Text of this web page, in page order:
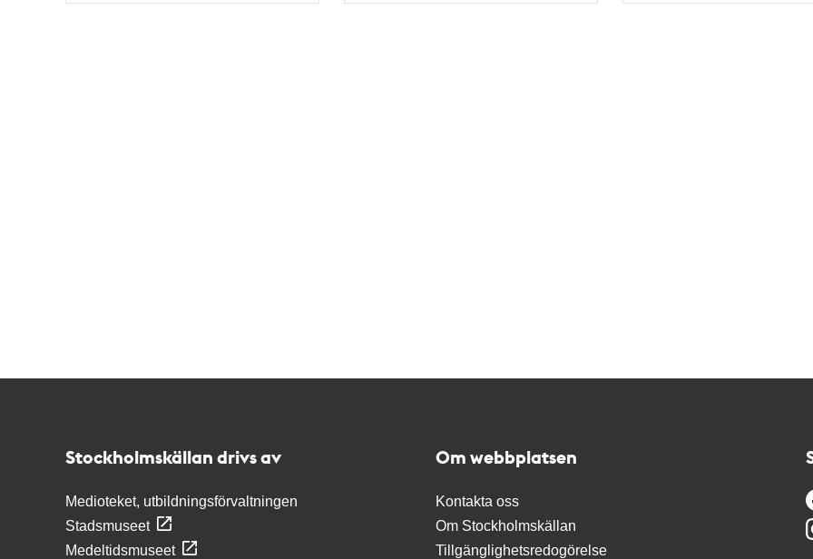
Stockholmskällan drivs av
Medioteket, utbildningsförvaltningen
Stadsmuseet
Medeltidsmuseet
Om webbplatsen
Kontakta oss
Om Stockholmskällan
Tillgänglighetsredogörelse